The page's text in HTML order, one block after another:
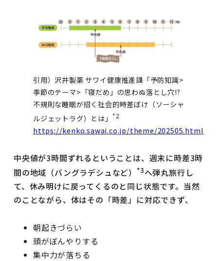
引用）沢井製薬 サワイ健康推進課「予防知識>
季節のテーマ>「寝だめ」の思わぬ落とし穴!?
不規則な睡眠が招く社会的時差ぼけ（ソーシャ
ルジェットラグ）とは」
*2
https://kenko.sawai.co.jp/theme/202505.html
中央値が3時間ずれるということは、週末に時差3時
間の地域（バングラデシュなど）
*3へ弾丸旅行し
て、休み明けに戻ってくるのと同じ状態です。当然
のことながら、体はその「時差」に対応できず、
朝起きづらい
頭がぼんやりする
集中力が落ちる